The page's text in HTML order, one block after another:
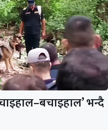
भन्दै